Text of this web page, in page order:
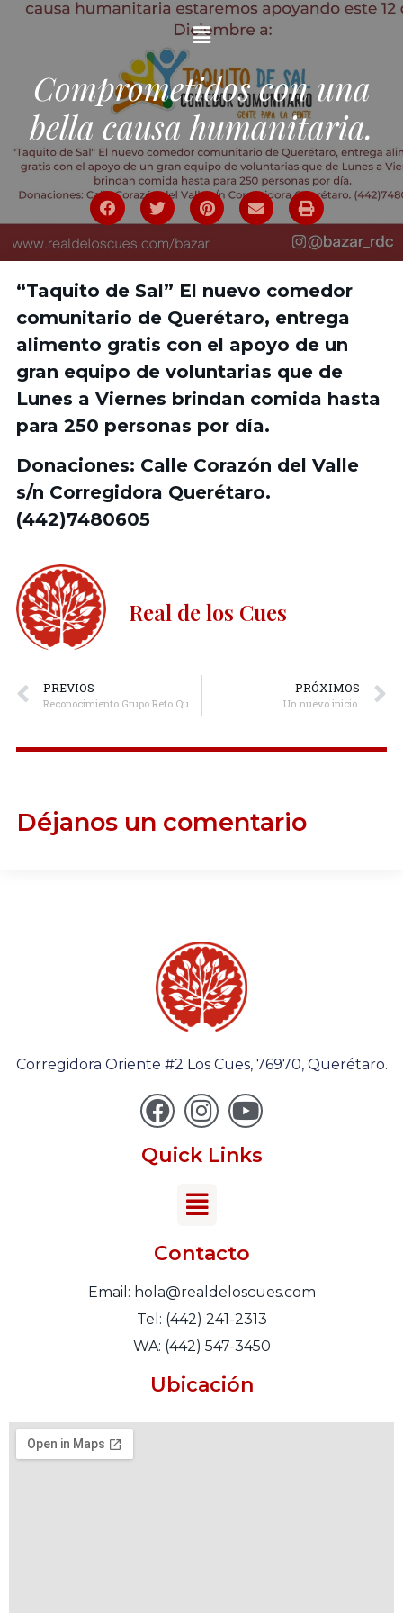
Comprometidos con una
bella causa humanitaria.
“Taquito de Sal” El nuevo comedor
comunitario de Querétaro, entrega
alimento gratis con el apoyo de un
gran equipo de voluntarias que de
Lunes a Viernes brindan comida hasta
para 250 personas por día.
Donaciones: Calle Corazón del Valle
s/n Corregidora Querétaro.
(442)7480605
Real de los Cues
PREVIOS
Reconocimiento Grupo Reto Querétaro
PRÓXIMOS
Un nuevo inicio.
Déjanos un comentario
Corregidora Oriente #2 Los Cues, 76970, Querétaro.
Quick Links
Contacto
Email: hola@realdeloscues.com
Tel: (442) 241-2313
WA: (442) 547-3450
Ubicación